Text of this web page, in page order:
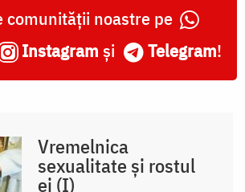
comunității noastre pe
Instagram și Telegram!
Vremelnica
sexualitate și rostul
ei (I)